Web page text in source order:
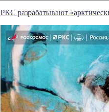
РКС разрабатывают